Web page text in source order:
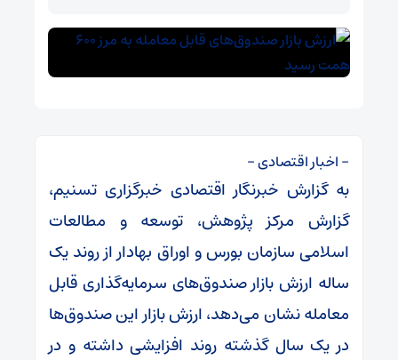
– اخبار اقتصادی –
به گزارش خبرنگار اقتصادی خبرگزاری تسنیم،
گزارش مرکز پژوهش، توسعه و مطالعات
اسلامی سازمان بورس و اوراق بهادار از روند یک
ساله ارزش بازار صندوق‌های سرمایه‌گذاری قابل
معامله نشان می‌دهد، ارزش بازار این صندوق‌ها
در یک سال گذشته روند افزایشی داشته و در